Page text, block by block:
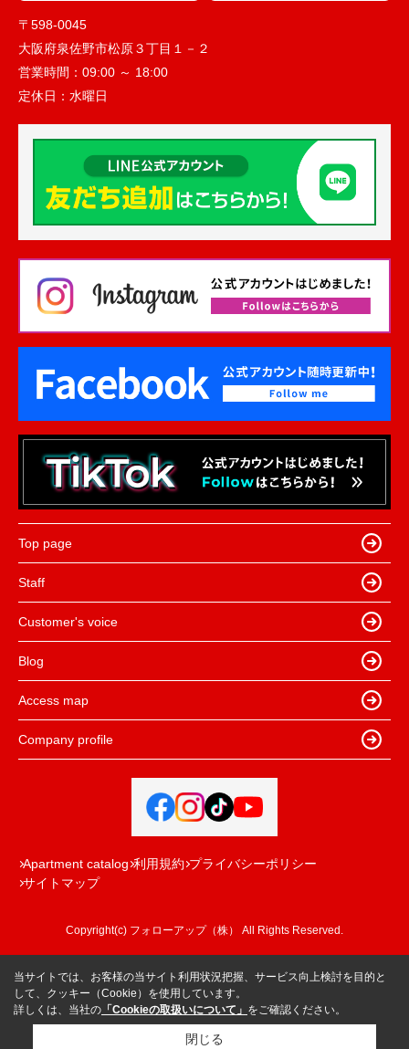
〒598-0045
大阪府泉佐野市松原３丁目１－２
営業時間： 09:00 ～ 18:00
定休日： 水曜日
Top page
Staff
Customer's voice
Blog
Access map
Company profile
Apartment catalog 利用規約 プライバシーポリシー
サイトマップ
Copyright(c) フォローアップ（株） All Rights Reserved.
当サイトでは、お客様の当サイト利用状況把握、サービス向上検討を目的と
して、クッキー（Cookie）を使用しています。
詳しくは、当社の 「Cookieの取扱いについて」 をご確認ください。
閉じる